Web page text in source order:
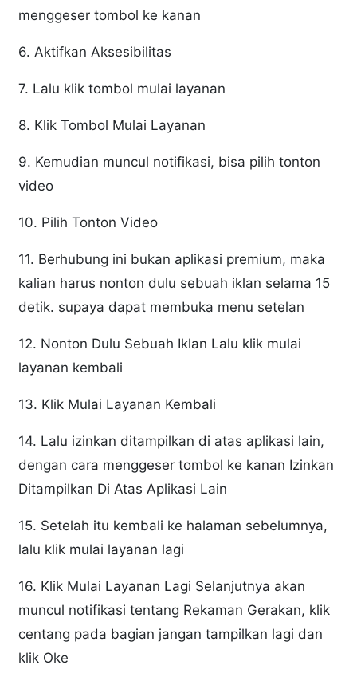
menggeser tombol ke kanan
6. Aktifkan Aksesibilitas
7. Lalu klik tombol mulai layanan
8. Klik Tombol Mulai Layanan
9. Kemudian muncul notifikasi, bisa pilih tonton
video
10. Pilih Tonton Video
11. Berhubung ini bukan aplikasi premium, maka
kalian harus nonton dulu sebuah iklan selama 15
detik. supaya dapat membuka menu setelan
12. Nonton Dulu Sebuah Iklan Lalu klik mulai
layanan kembali
13. Klik Mulai Layanan Kembali
14. Lalu izinkan ditampilkan di atas aplikasi lain,
dengan cara menggeser tombol ke kanan Izinkan
Ditampilkan Di Atas Aplikasi Lain
15. Setelah itu kembali ke halaman sebelumnya,
lalu klik mulai layanan lagi
16. Klik Mulai Layanan Lagi Selanjutnya akan
muncul notifikasi tentang Rekaman Gerakan, klik
centang pada bagian jangan tampilkan lagi dan
klik Oke